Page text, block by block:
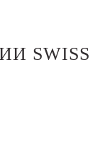
SWISS